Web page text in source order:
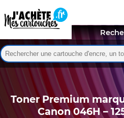
Rechercher :
Quand les résultats de l'auto-
Toner Premium
Canon 046H –